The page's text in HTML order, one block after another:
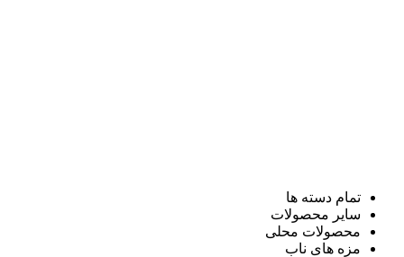
تمام دسته ها
سایر محصولات
محصولات محلی
مزه های ناب